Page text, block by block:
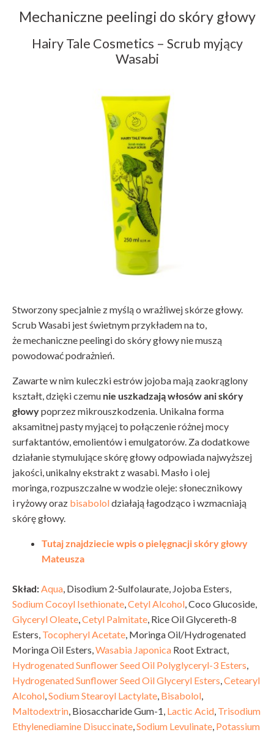
Mechaniczne peelingi do skóry głowy
Hairy Tale Cosmetics – Scrub myjący
Wasabi
Stworzony specjalnie z myślą o wrażliwej skórze głowy.
Scrub Wasabi jest świetnym przykładem na to,
że mechaniczne peelingi do skóry głowy nie muszą
powodować podrażnień.
Zawarte w nim kuleczki estrów jojoba mają zaokrąglony
kształt, dzięki czemu nie uszkadzają włosówani skóry
głowypoprzez mikrouszkodzenia. Unikalna forma
aksamitnej pasty myjącej to połączenie różnej mocy
surfaktantów, emolientów i emulgatorów. Za dodatkowe
działanie stymulujące skórę głowy odpowiada najwyższej
jakości, unikalny ekstrakt z wasabi. Masło i olej
moringa, rozpuszczalne w wodzie oleje: słonecznikowy
i ryżowy oraz bisabololdziałają łagodząco i wzmacniają
skórę głowy.
Tutaj znajdziecie wpis o pielęgnacji skóry głowy
Mateusza
Skład:Aqua, Disodium 2-Sulfolaurate, Jojoba Esters,
Sodium Cocoyl Isethionate,Cetyl Alcohol, Coco Glucoside,
Glyceryl Oleate,Cetyl Palmitate, Rice Oil Glycereth-8
Esters, Tocopheryl Acetate, Moringa Oil/Hydrogenated
Moringa Oil Esters,Wasabia Japonica Root Extract,
Hydrogenated Sunflower Seed Oil Polyglyceryl-3 Esters,
Hydrogenated Sunflower Seed Oil Glyceryl Esters,Cetearyl
Alcohol,Sodium Stearoyl Lactylate, Bisabolol,
Maltodextrin, Biosaccharide Gum-1, Lactic Acid, Trisodium
Ethylenediamine Disuccinate,Sodium Levulinate, Potassium